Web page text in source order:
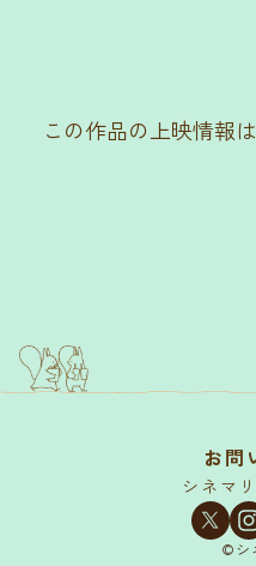
この作品の上映情報
お問
シネマ
©シ